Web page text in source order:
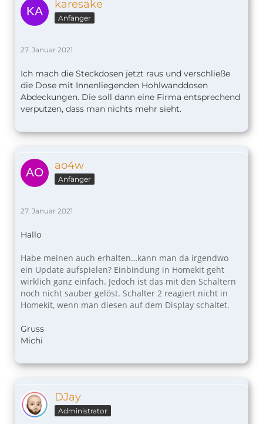
karesake
Anfänger
27. Januar 2021
Ich mach die Steckdosen jetzt raus und verschließe
die Dose mit Innenliegenden Hohlwanddosen
Abdeckungen. Die soll dann eine Firma entsprechend
verputzen, dass man nichts mehr sieht.
ao4w
Anfänger
27. Januar 2021
Hallo
Habe meinen auch erhalten…kann man da irgendwo
ein Update aufspielen? Einbindung in Homekit geht
wirklich ganz einfach. Jedoch ist das mit den Schaltern
noch nicht sauber gelöst. Schalter 2 reagiert nicht in
Homekit, wenn man diesen auf dem Display schaltet.
Gruss
Michi
DJay
Administrator